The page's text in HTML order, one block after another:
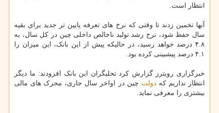
انتظار است.
آنها تخمین زدند تا وقتی که نرخ های تعرفه پایین تر جدید برای بقیه
سال حفظ شود، نرخ رشد تولید ناخالص داخلی چین در کل سال، به
۴.۸ درصد خواهد رسید، در حالیکه پیش از این بانک، این میزان را
۴.۱ درصد پیشبینی کرده بود.
خبرگزاری رویترز گزارش کرد تحلیگران این بانک افزودند: ما دیگر
انتظار نداریم کهدولت چین در اواخر سال جاری، محرک های مالی
بیشتری را معرفی نماید.